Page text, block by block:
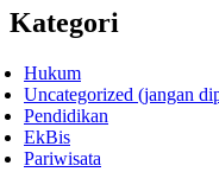
Kategori
Hukum
Uncategorized (jangan
Pendidikan
EkBis
Pariwisata